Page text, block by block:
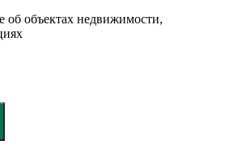
объектах недвижимости,